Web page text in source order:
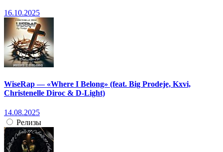
16.10.2025
WiseRap — «Where I Belong» (feat. Big Prodeje, Kxvi,
Christenelle Diroc & D-Light)
14.08.2025
Релизы